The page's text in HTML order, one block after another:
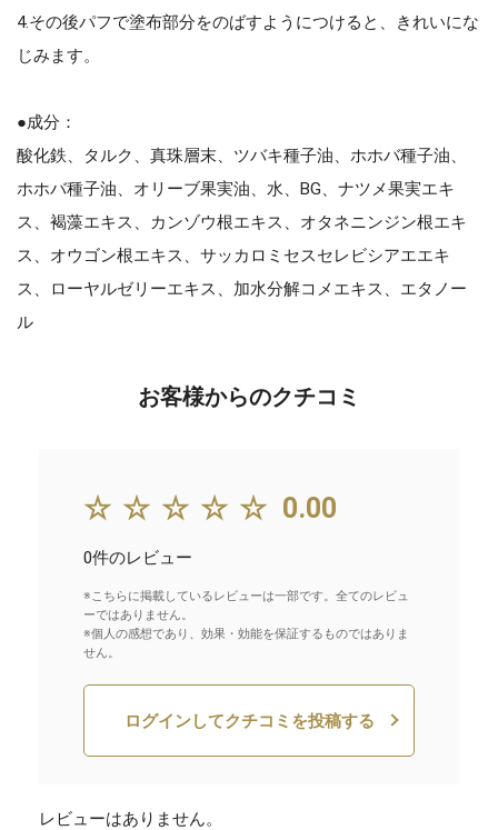
4.その後パフで塗布部分をのばすようにつけると、きれいにな
じみます。
●成分：
酸化鉄、タルク、真珠層末、ツバキ種子油、ホホバ種子油、
ホホバ種子油、オリーブ果実油、水、BG、ナツメ果実エキ
ス、褐藻エキス、カンゾウ根エキス、オタネニンジン根エキ
ス、オウゴン根エキス、サッカロミセスセレビシアエエキ
ス、ローヤルゼリーエキス、加水分解コメエキス、エタノー
ル
お客様からのクチコミ
☆☆☆☆☆ 0.00
0件のレビュー
※こちらに掲載しているレビューは一部です。全てのレビュ
ーではありません。
※個人の感想であり、効果・効能を保証するものではありま
せん。
ログインしてクチコミを投稿する
レビューはありません。